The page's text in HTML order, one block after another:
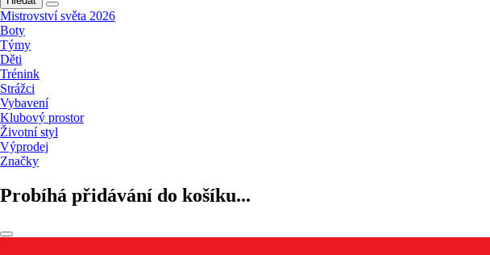
Mistrovství světa 2026
Boty
Týmy
Děti
Trénink
Strážci
Vybavení
Klubový prostor
Životní styl
Výprodej
Značky
Probíhá přidávání do košíku...